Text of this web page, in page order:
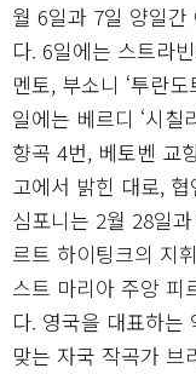
월 6일과 7일 양일
다. 6일에는 스트라
멘토, 부소니 ‘투란
일에는 베르디 ‘시칠
향곡 4번, 베토벤 교
고에서 밝힌 대로,
심포니는 2월 28일
르트 하이팅크의 지
스트 마리아 주앙 피
다. 영국을 대표하는
맞는 자국 작곡가 브